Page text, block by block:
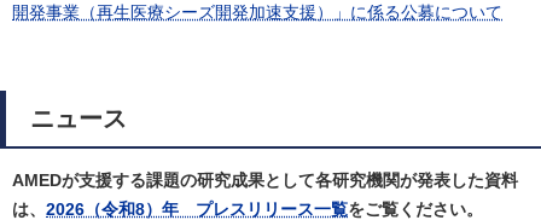
開発事業（再生医療シーズ開発加速支援）」に係る公募について
ニュース
AMEDが支援する課題の研究成果として各研究機関が発表した資料
は、 2026（令和8）年 プレスリリース一覧をご覧ください。